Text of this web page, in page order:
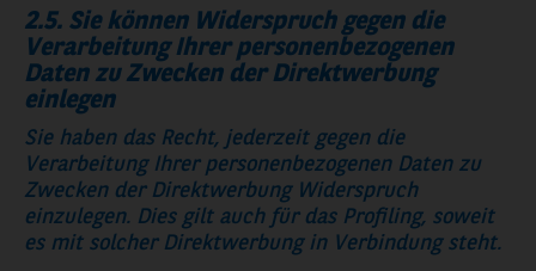
2.5. Sie können Widerspruch gegen die
Verarbeitung Ihrer personenbezogenen
Daten zu Zwecken der Direktwerbung
einlegen
Sie haben das Recht, jederzeit gegen die
Verarbeitung Ihrer personenbezogenen Daten zu
Zwecken der Direktwerbung Widerspruch
einzulegen. Dies gilt auch für das Profiling, soweit
es mit solcher Direktwerbung in Verbindung steht.